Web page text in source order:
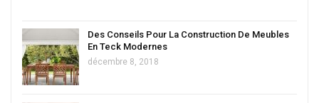
Des Conseils Pour La Construction De Meubles
En Teck Modernes
décembre 8, 2018